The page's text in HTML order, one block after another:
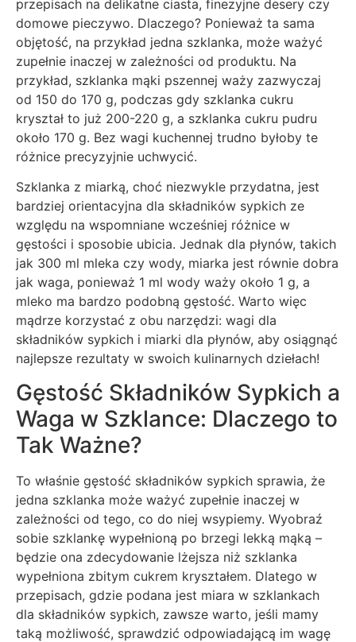
przepisach na delikatne ciasta, finezyjne desery czy
domowe pieczywo. Dlaczego? Ponieważ ta sama
objętość, na przykład jedna szklanka, może ważyć
zupełnie inaczej w zależności od produktu. Na
przykład, szklanka mąki pszennej waży zazwyczaj
od 150 do 170 g, podczas gdy szklanka cukru
kryształ to już 200-220 g, a szklanka cukru pudru
około 170 g. Bez wagi kuchennej trudno byłoby te
różnice precyzyjnie uchwycić.
Szklanka z miarką, choć niezwykle przydatna, jest
bardziej orientacyjna dla składników sypkich ze
względu na wspomniane wcześniej różnice w
gęstości i sposobie ubicia. Jednak dla płynów, takich
jak 300 ml mleka czy wody, miarka jest równie dobra
jak waga, ponieważ 1 ml wody waży około 1 g, a
mleko ma bardzo podobną gęstość. Warto więc
mądrze korzystać z obu narzędzi: wagi dla
składników sypkich i miarki dla płynów, aby osiągnąć
najlepsze rezultaty w swoich kulinarnych dziełach!
Gęstość Składników Sypkich a
Waga w Szklance: Dlaczego to
Tak Ważne?
To właśnie gęstość składników sypkich sprawia, że
jedna szklanka może ważyć zupełnie inaczej w
zależności od tego, co do niej wsypiemy. Wyobraź
sobie szklankę wypełnioną po brzegi lekką mąką –
będzie ona zdecydowanie lżejsza niż szklanka
wypełniona zbitym cukrem kryształem. Dlatego w
przepisach, gdzie podana jest miara w szklankach
dla składników sypkich, zawsze warto, jeśli mamy
taką możliwość, sprawdzić odpowiadającą im wagę